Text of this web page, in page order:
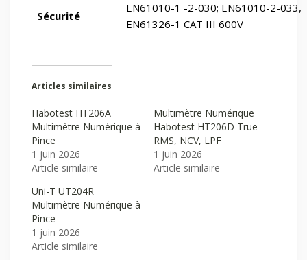
Sécurité
EN61010-1 -2-030; EN61010-2-033,
EN61326-1 CAT III 600V
Articles similaires
Habotest HT206A
Multimètre Numérique à
Pince
1 juin 2026
Article similaire
Multimètre Numérique
Habotest HT206D True
RMS, NCV, LPF
1 juin 2026
Article similaire
Uni-T UT204R
Multimètre Numérique à
Pince
1 juin 2026
Article similaire